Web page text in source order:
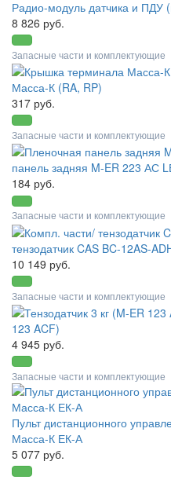
Радио-модуль датчика и ПДУ
8 826 руб.
Запасные части и комплектующие
Масса-К (RA, RP)
317 руб.
Запасные части и комплектующие
панель задняя M-ER 223 АС
184 руб.
Запасные части и комплектующие
тензодатчик CAS BC-12AS-
10 149 руб.
Запасные части и комплектующие
123 ACF)
4 945 руб.
Запасные части и комплектующие
Пульт дистанционного
Масса-К ЕК-А
5 077 руб.